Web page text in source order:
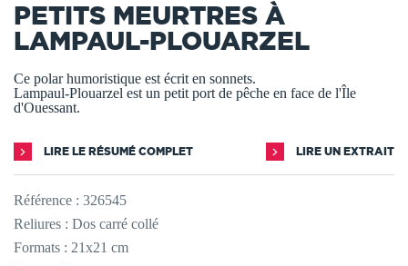
PETITS MEURTRES À
LAMPAUL-PLOUARZEL
Ce polar humoristique est écrit en sonnets.
Lampaul-Plouarzel est un petit port de pêche en face de l'Île
d'Ouessant.
LIRE LE RÉSUMÉ COMPLET LIRE UN EXTRAIT
Référence : 326545
Reliures : Dos carré collé
Formats : 21x21 cm